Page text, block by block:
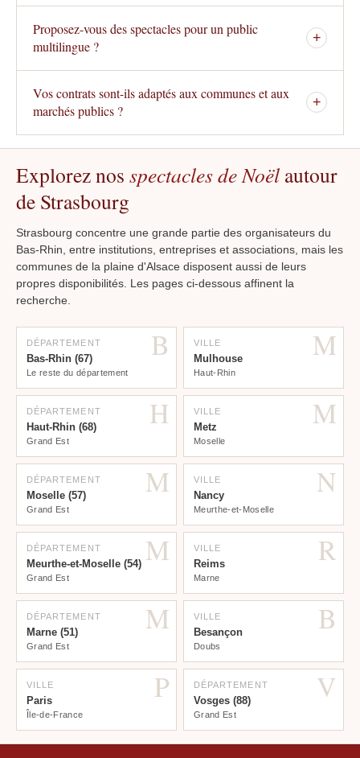
Proposez-vous des spectacles pour un public
multilingue ?
+
Vos contrats sont-ils adaptés aux communes et aux
marchés publics ?
+
Explorez nos spectacles de Noël autour
de Strasbourg
Strasbourg concentre une grande partie des organisateurs du
Bas-Rhin, entre institutions, entreprises et associations, mais les
communes de la plaine d'Alsace disposent aussi de leurs
propres disponibilités. Les pages ci-dessous affinent la
recherche.
B
DÉPARTEMENT
Bas-Rhin (67)
Le reste du département
M
VILLE
Mulhouse
Haut-Rhin
H
DÉPARTEMENT
Haut-Rhin (68)
Grand Est
M
VILLE
Metz
Moselle
M
DÉPARTEMENT
Moselle (57)
Grand Est
N
VILLE
Nancy
Meurthe-et-Moselle
M
DÉPARTEMENT
Meurthe-et-Moselle (54)
Grand Est
R
VILLE
Reims
Marne
M
DÉPARTEMENT
Marne (51)
Grand Est
B
VILLE
Besançon
Doubs
P
VILLE
Paris
Île-de-France
V
DÉPARTEMENT
Vosges (88)
Grand Est